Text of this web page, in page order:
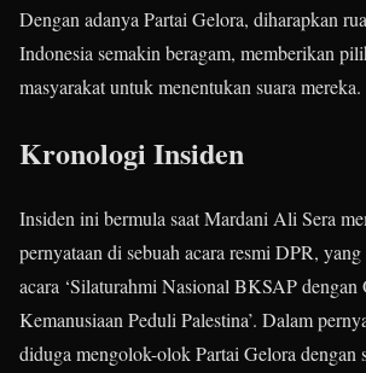
Dengan adanya Partai Gelora, diharapkan
Indonesia semakin beragam, memberikan
masyarakat untuk menentukan suara mereka.
Kronologi Insiden
Insiden ini bermula saat Mardani Ali Sera
pernyataan di sebuah acara resmi DPR,
acara ‘Silaturahmi Nasional BKSAP dengan
Kemanusiaan Peduli Palestina’. Dalam
diduga mengolok-olok Partai Gelora dengan